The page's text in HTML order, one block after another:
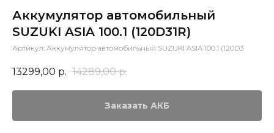
Аккумулятор автомобильный
SUZUKI ASIA 100.1 (120D31R)
Артикул: Аккумулятор автомобильный SUZUKI ASIA 100.1 (120D3
13299,00 р. 14289,00 р.
Заказать АКБ